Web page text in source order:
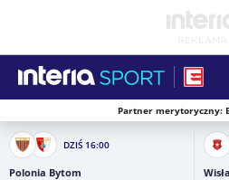
Zamknij i przejdź na stronę główną
Partner merytoryczny:
DZIŚ 16:00
Polonia Bytom